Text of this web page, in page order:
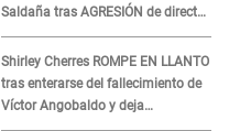
Saldaña tras AGRESIÓN de director
de 'La Bella Luz': Esto hizo
Shirley Cherres ROMPE EN LLANTO
tras enterarse del fallecimiento de
Víctor Angobaldo y deja
DESGARRADOR mensaje: "Mi